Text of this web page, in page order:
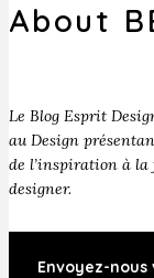
About
Le Blog Esprit
au Design
de l’inspiration à la
designer.
Envoyez-